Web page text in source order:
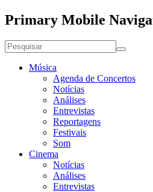
Primary Mobile
Música
Agenda de Concertos
Notícias
Análises
Entrevistas
Reportagens
Festivais
Som
Cinema
Notícias
Análises
Entrevistas